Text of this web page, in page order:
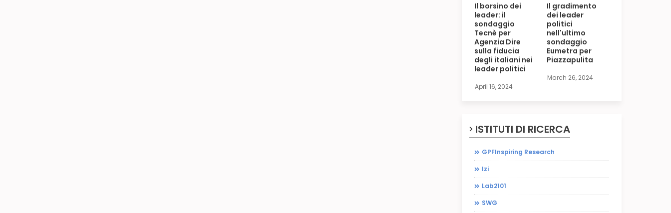
Il borsino dei
leader: il
sondaggio
Tecnè per
Agenzia Dire
sulla fiducia
degli italiani nei
leader politici
April 16, 2024
Il gradimento
dei leader
politici
nell'ultimo
sondaggio
Eumetra per
Piazzapulita
March 26, 2024
ISTITUTI DI RICERCA
GPFInspiring Research
Izi
Lab2101
SWG